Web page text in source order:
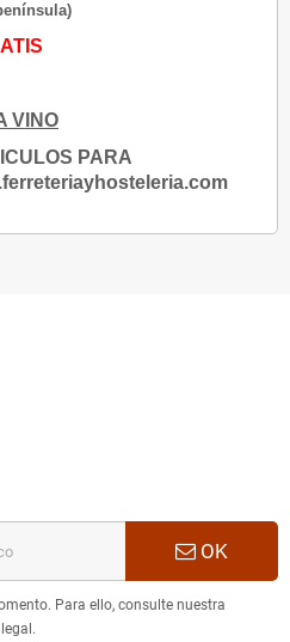
VINO
PARA
OK
Para ello, consulte nuestra